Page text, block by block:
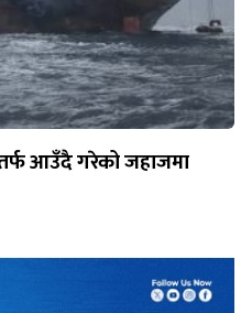
आउँदै गरेको जहाजमा